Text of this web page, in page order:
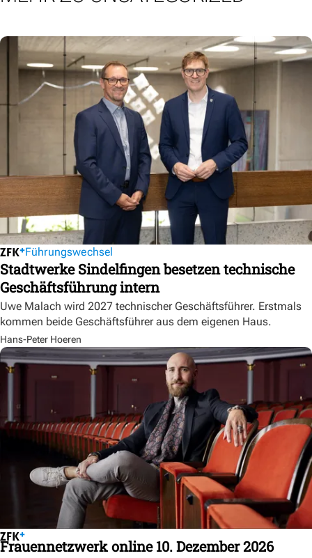
Führungswechsel
Stadtwerke Sindelfingen besetzen technische
Geschäftsführung intern
Uwe Malach wird 2027 technischer Geschäftsführer. Erstmals
kommen beide Geschäftsführer aus dem eigenen Haus.
Hans-Peter Hoeren
Frauennetzwerk online 10. Dezember 2026